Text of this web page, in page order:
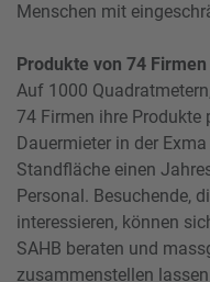
Menschen mit
Produkte von 74 Firmen
Auf 1000
74 Firmen ihre Produkte
Dauermieter in der
Standfläche einen
Personal. Besuchende,
interessieren, können
SAHB beraten und
zusammenstellen